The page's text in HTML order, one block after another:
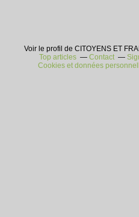
Voir le profil de CITOYENS ET
Top articles
Contact
Cookies et données